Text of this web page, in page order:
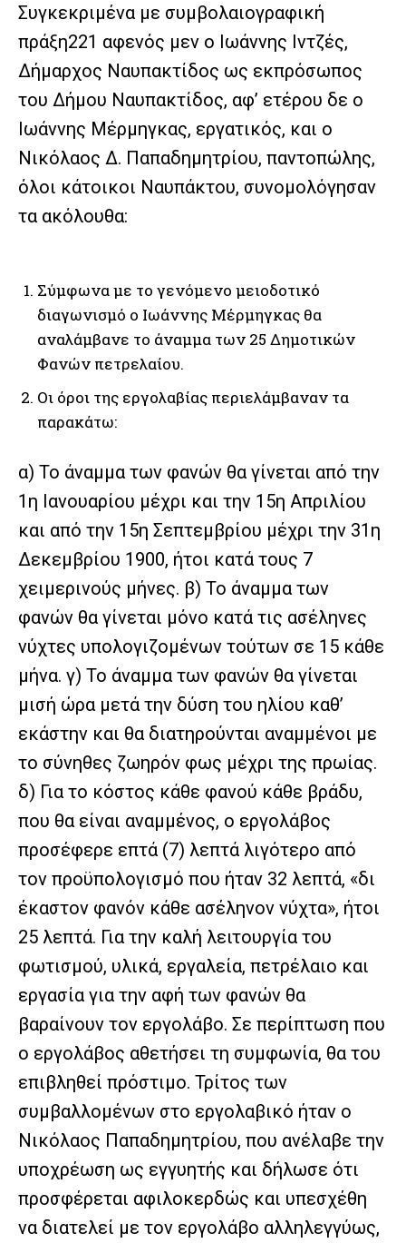
Συγκεκριμένα με συμβολαιογραφική
πράξη221 αφενός μεν ο Ιωάννης Ιντζές,
Δήμαρχος Ναυπακτίδος ως εκπρόσωπος
του Δήμου Ναυπακτίδος, αφ’ ετέρου δε ο
Ιωάννης Μέρμηγκας, εργατικός, και ο
Νικόλαος Δ. Παπαδημητρίου, παντοπώλης,
όλοι κάτοικοι Ναυπάκτου, συνομολόγησαν
τα ακόλουθα:
Σύμφωνα με το γενόμενο μειοδοτικό
διαγωνισμό ο Ιωάννης Μέρμηγκας θα
αναλάμβανε το άναμμα των 25 Δημοτικών
Φανών πετρελαίου.
Οι όροι της εργολαβίας περιελάμβαναν τα
παρακάτω:
α) Το άναμμα των φανών θα γίνεται από την
1η Ιανουαρίου μέχρι και την 15η Απριλίου
και από την 15η Σεπτεμβρίου μέχρι την 31η
Δεκεμβρίου 1900, ήτοι κατά τους 7
χειμερινούς μήνες. β) Το άναμμα των
φανών θα γίνεται μόνο κατά τις ασέληνες
νύχτες υπολογιζομένων τούτων σε 15 κάθε
μήνα. γ) Το άναμμα των φανών θα γίνεται
μισή ώρα μετά την δύση του ηλίου καθ’
εκάστην και θα διατηρούνται αναμμένοι με
το σύνηθες ζωηρόν φως μέχρι της πρωίας.
δ) Για το κόστος κάθε φανού κάθε βράδυ,
που θα είναι αναμμένος, ο εργολάβος
προσέφερε επτά (7) λεπτά λιγότερο από
τον προϋπολογισμό που ήταν 32 λεπτά, «δι
έκαστον φανόν κάθε ασέληνον νύχτα», ήτοι
25 λεπτά. Για την καλή λειτουργία του
φωτισμού, υλικά, εργαλεία, πετρέλαιο και
εργασία για την αφή των φανών θα
βαραίνουν τον εργολάβο. Σε περίπτωση που
ο εργολάβος αθετήσει τη συμφωνία, θα του
επιβληθεί πρόστιμο. Τρίτος των
συμβαλλομένων στο εργολαβικό ήταν ο
Νικόλαος Παπαδημητρίου, που ανέλαβε την
υποχρέωση ως εγγυητής και δήλωσε ότι
προσφέρεται αφιλοκερδώς και υπεσχέθη
να διατελεί με τον εργολάβο αλληλεγγύως,